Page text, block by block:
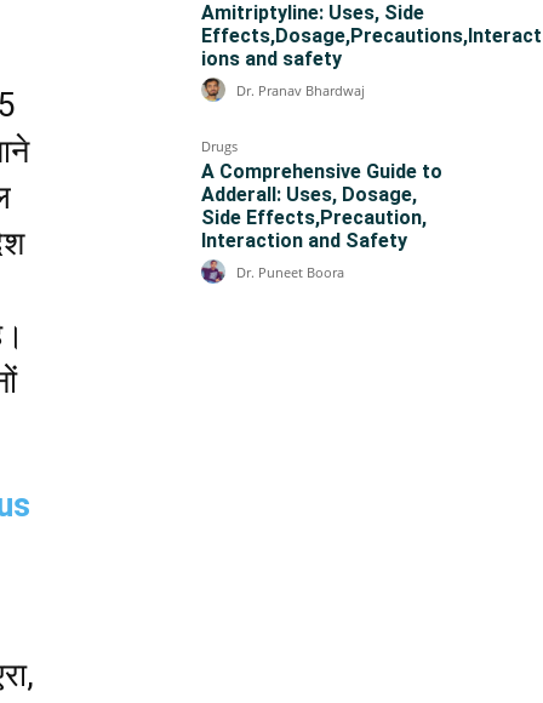
Amitriptyline: Uses, Side
Effects,Dosage,Precautions,Interact
ions and safety
Dr. Pranav Bhardwaj
Drugs
A Comprehensive Guide to
Adderall: Uses, Dosage,
Side Effects,Precaution,
Interaction and Safety
Dr. Puneet Boora